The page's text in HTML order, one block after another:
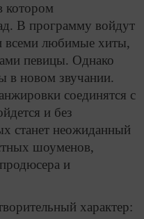
котором
В программу войдут
всеми любимые хиты,
певицы. Однако
в новом звучании.
соединятся с
и без
станет неожиданный
шоуменов,
и
характер: